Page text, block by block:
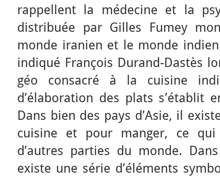
rappellent la médecine et la
distribuée par Gilles Fumey
monde iranien et le monde
indiqué François Durand-Dastès
géo consacré à la cuisine
d’élaboration des plats s’établit
Dans bien des pays d’Asie, il
cuisine et pour manger, ce
d’autres parties du monde.
existe une série d’éléments